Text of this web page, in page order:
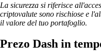
La sicurezza si riferisce
criptovalute sono rischiose e
il valore del tuo portafoglio.
Prezo Dash in